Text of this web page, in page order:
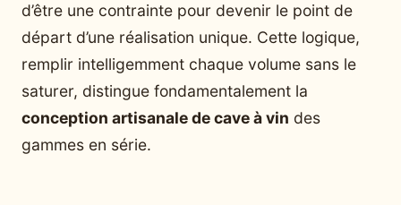
d’être une contrainte pour devenir le point de
départ d’une réalisation unique. Cette logique,
remplir intelligemment chaque volume sans le
saturer, distingue fondamentalement la
conception artisanale de cave à vin des
gammes en série.